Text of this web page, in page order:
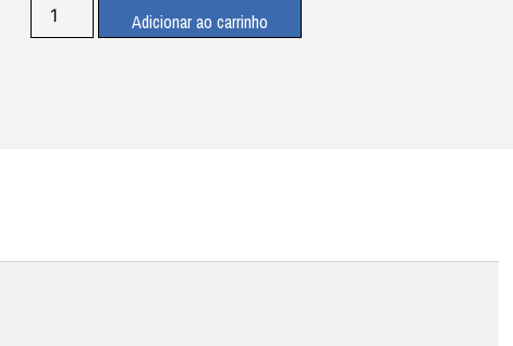
Adicionar ao carrinho